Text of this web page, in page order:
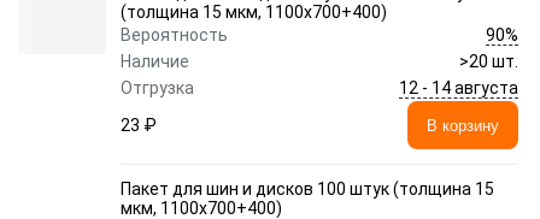
(толщина 15 мкм, 1100x700+400)
Вероятность
90%
Наличие
>20 шт.
Отгрузка
12 - 14 августа
23 ₽
В корзину
Пакет для шин и дисков 100 штук (толщина 15
мкм, 1100x700+400)